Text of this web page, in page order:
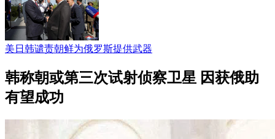
美日韩谴责朝鲜为俄罗斯提供武器
韩称朝或第三次试射侦察卫星 因获俄助
有望成功